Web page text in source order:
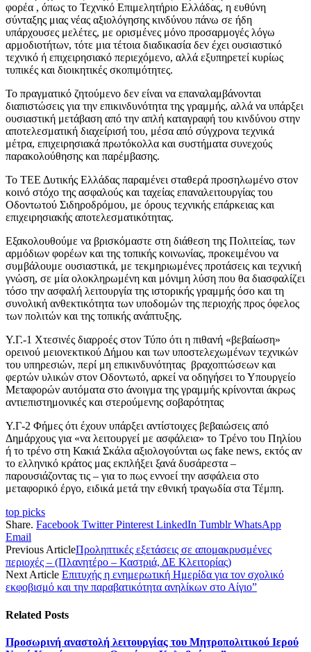
φορέα , όπως το Τεχνικό Επιμελητήριο Ελλάδας, η ευθύνη
σύνταξης μιας νέας αξιολόγησης κινδύνου πάνω σε ήδη
υπάρχουσες μελέτες, με ορισμένες μόνο προσαρμογές λόγω
αρμοδιοτήτων, τότε μια τέτοια διαδικασία δεν έχει ουσιαστικό
τεχνικό ή επιχειρησιακό περιεχόμενο, αλλά εξυπηρετεί κυρίως
τυπικές και διοικητικές σκοπιμότητες.
Το πραγματικό ζητούμενο δεν είναι να επαναλαμβάνονται
διαπιστώσεις για την επικινδυνότητα της γραμμής, αλλά να υπάρξει
ουσιαστική μετάβαση από την απλή καταγραφή του κινδύνου στην
αποτελεσματική διαχείρισή του, μέσα από σύγχρονα τεχνικά
μέτρα, επιχειρησιακά πρωτόκολλα και συστήματα συνεχούς
παρακολούθησης και παρέμβασης.
Το ΤΕΕ Δυτικής Ελλάδας παραμένει σταθερά προσηλωμένο στον
κοινό στόχο της ασφαλούς και ταχείας επαναλειτουργίας του
Οδοντωτού Σιδηροδρόμου, με όρους τεχνικής επάρκειας και
επιχειρησιακής αποτελεσματικότητας.
Εξακολουθούμε να βρισκόμαστε στη διάθεση της Πολιτείας, των
αρμόδιων φορέων και της τοπικής κοινωνίας, προκειμένου να
συμβάλουμε ουσιαστικά, με τεκμηριωμένες προτάσεις και τεχνική
γνώση, σε μία ολοκληρωμένη και μόνιμη λύση που θα διασφαλίζει
τόσο την ασφαλή λειτουργία της ιστορικής γραμμής όσο και τη
συνολική ανθεκτικότητα των υποδομών της περιοχής προς όφελος
των πολιτών και της τοπικής ανάπτυξης.
Υ.Γ.-1 Χτεσινές διαρροές στον Τύπο ότι η πιθανή «βεβαίωση»
ορεινού μειονεκτικού Δήμου και των υποστελεχωμένων τεχνικών
του υπηρεσιών, περί μη επικινδυνότητας βραχοπτώσεων και
φερτών υλικών στον Οδοντωτό, αρκεί να οδηγήσει το Υπουργείο
Μεταφορών αυτόματα στο άνοιγμα της γραμμής κρίνονται άκρως
αντιεπιστημονικές και στερούμενης σοβαρότητας
Υ.Γ-2 Φήμες ότι έχουν υπάρξει αντίστοιχες βεβαιώσεις από
Δημάρχους για «να λειτουργεί με ασφάλεια» το Τρένο του Πηλίου
ή το τρένο στη Κακιά Σκάλα αξιολογούνται ως fake news, εκτός αν
το ελληνικό κράτος μας εκπλήξει ξανά δυσάρεστα –
παρουσιάζοντας τις – για το πως εννοεί την ασφάλεια στο
μεταφορικό έργο, ειδικά μετά την εθνική τραγωδία στα Τέμπη.
top picks
Share. Facebook Twitter Pinterest LinkedIn Tumblr WhatsApp
Email
Previous ArticleΠροληπτικές εξετάσεις σε απομακρυσμένες
περιοχές – (Πλανητέρο – Καστριά, ΔΕ Κλειτορίας)
Next Article Επιτυχής η ενημερωτική Ημερίδα για τον σχολικό
εκφοβισμό και την παραβατικότητα ανηλίκων στο Αίγιο”
Related Posts
Προσωρινή αναστολή λειτουργίας του Μητροπολιτικού Ιερού